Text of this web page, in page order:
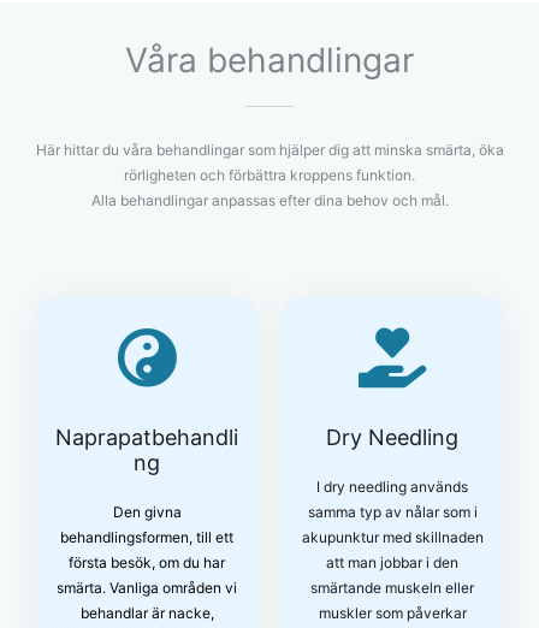
Våra behandlingar
Här hittar du våra behandlingar som hjälper dig att minska smärta, öka
rörligheten och förbättra kroppens funktion.
Alla behandlingar anpassas efter dina behov och mål.
Naprapatbehandli
ng
Den givna
behandlingsformen, till ett
första besök, om du har
smärta. Vanliga områden vi
behandlar är nacke,
Dry Needling
I dry needling används
samma typ av nålar som i
akupunktur med skillnaden
att man jobbar i den
smärtande muskeln eller
muskler som påverkar